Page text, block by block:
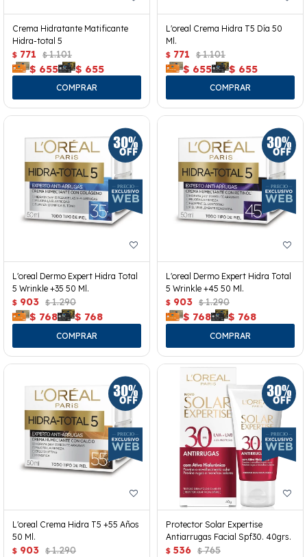
Crema Hidratante Matificante
Hidra-total 5
$ 771 $ 1.101
$ 655 $ 655
L'oreal Crema Hidra T5 Día 50
Ml.
$ 771 $ 1.101
$ 655 $ 655
L'oreal Dermo Expert Hidra Total
5 Wrinkle +35 50 Ml.
$ 903 $ 1.290
$ 768 $ 768
L'oreal Dermo Expert Hidra Total
5 Wrinkle +45 50 Ml.
$ 903 $ 1.290
$ 768 $ 768
L'oreal Crema Hidra T5 +55 Años
50 Ml.
$ 903 $ 1.290
Protector Solar Expertise
Antiarrugas Facial Spf30. 40grs.
$ 536 $ 765